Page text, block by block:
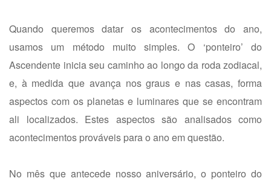
Quando queremos datar os acontecimentos do ano,
usamos um método muito simples. O ‘ponteiro’ do
Ascendente inicia seu caminho ao longo da roda zodiacal,
e, à medida que avança nos graus e nas casas, forma
aspectos com os planetas e luminares que se encontram
ali localizados. Estes aspectos são analisados como
acontecimentos prováveis para o ano em questão.
No mês que antecede nosso aniversário, o ponteiro do